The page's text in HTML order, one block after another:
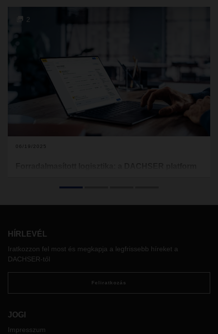
2
06/19/2025
kérhetnek különböző szállítási módokra, leadhatják a
szállítmányokat, kezelhetik, fel- és letölthetik a szükséges
dokumentumokat. A DACHSER platformon először jelennek
meg együtt a vállalat közúti, légi és tengeri szolgáltatásai. A
rendszer ráadásul rendkívül rugalmas, igényre szabható, és
folyamatosan fejleszthető.
HÍRLEVÉL
Iratkozzon fel most és megkapja a legfrissebb híreket a
DACHSER-től
Feliratkozás
JOGI
Impresszum